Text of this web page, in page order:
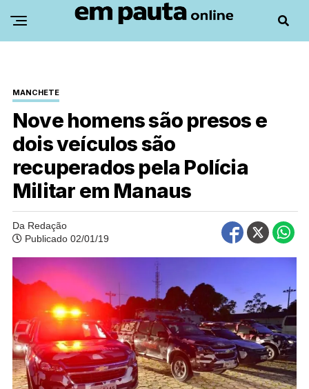
MANCHETE
Nove homens são presos e
dois veículos são
recuperados pela Polícia
Militar em Manaus
Da Redação
Publicado 02/01/19